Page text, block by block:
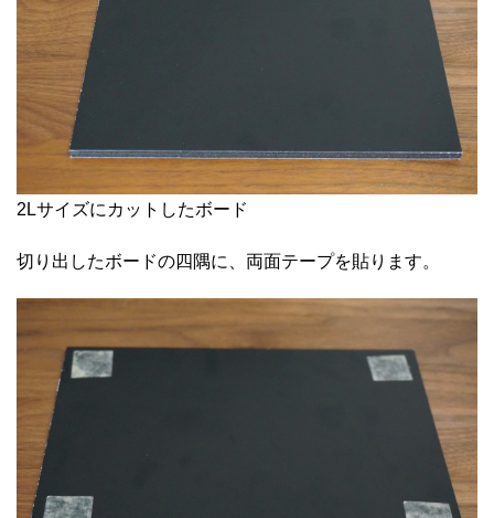
2Lサイズにカットしたボード
切り出したボードの四隅に、両面テープを貼ります。